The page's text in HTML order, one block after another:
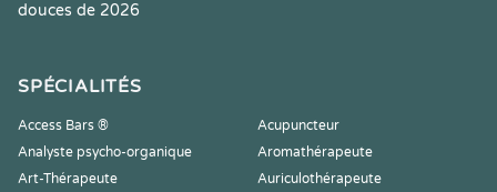
douces de 2026
SPÉCIALITÉS
Access Bars ®
Acupuncteur
Analyste psycho-organique
Aromathérapeute
Art-Thérapeute
Auriculothérapeute